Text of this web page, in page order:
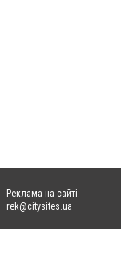
Реклама на сайті:
rek@citysites.ua